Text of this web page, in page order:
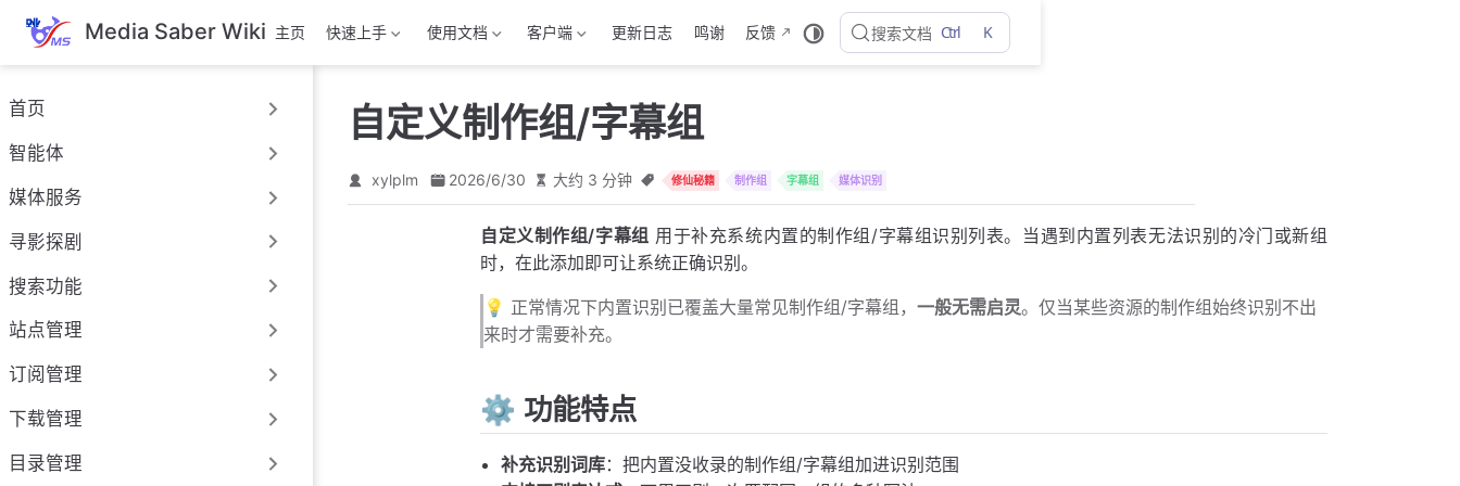
跳
至
主
內
容
Media Saber Wiki 主页 快速上手 使用文档 客户端 更新日志 鸣谢 反馈 搜索文档 Ctrl K
首页
智能体
媒体服务
寻影探剧
搜索功能
站点管理
订阅管理
下载管理
目录管理
自定义制作组/字幕组
xylplm 2026/6/30 大约 3 分钟 修仙秘籍 制作组 字幕组 媒体识别
自定义制作组/字幕组 用于补充系统内置的制作组/字幕组识别列表。当遇到内置列表无法识别的冷门或新组
时，在此添加即可让系统正确识别。
💡 正常情况下内置识别已覆盖大量常见制作组/字幕组，一般无需启灵。仅当某些资源的制作组始终识别不出
来时才需要补充。
⚙️ 功能特点
补充识别词库：把内置没收录的制作组/字幕组加进识别范围